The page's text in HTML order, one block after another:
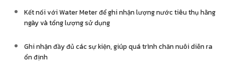
Kết nối với Water Meter để ghi nhận lượng nước tiêu thụ hằng
ngày và tổng lượng sử dụng
Ghi nhận đầy đủ các sự kiện, giúp quá trình chăn nuôi diễn ra
ổn định